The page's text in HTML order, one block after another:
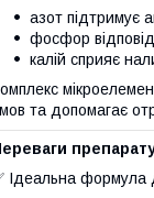
азот підтримує
фосфор
калій сприяє
та допомагає
Ідеальна формула